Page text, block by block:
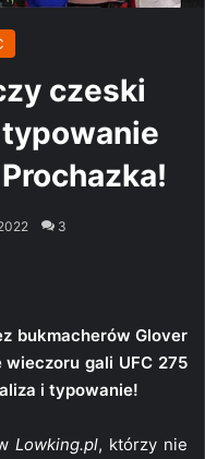
czeski
typowanie
3
bukmacherów Glover
gali UFC 275
i typowanie!
Lowking.pl, którzy nie